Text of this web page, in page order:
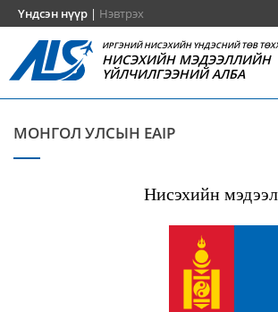
Үндсэн нүүр | Нэвтрэх
ИРГЭНИЙ НИСЭХИЙН ҮНДЭСНИЙ ТӨВ
НИСЭХИЙН МЭДЭЭЛЛИЙН
ҮЙЛЧИЛГЭЭНИЙ АЛБА
МОНГОЛ УЛСЫН EAIP